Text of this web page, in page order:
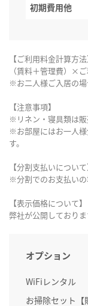
初期費用他
【ご利用料金計算方法
（賃料＋管理費）×
※お二人様ご入居の場
【注意事項】
※リネン・寝具類は販
※お部屋にはお一人
す。
【分割支払いについて
※分割でのお支払いの
【表示価格について】
弊社が公開しており
オプション
WiFiレンタル
お掃除セット【